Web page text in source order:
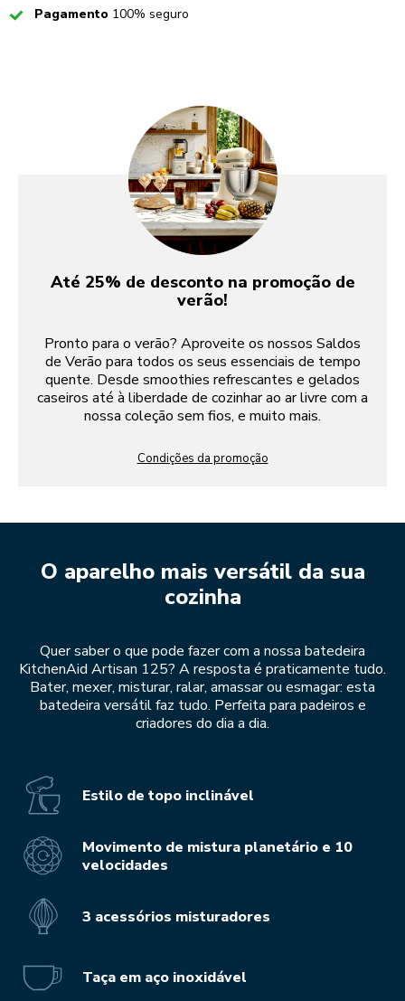
CheckedPagamento 100% seguro
Até 25% de desconto na promoção de
verão!
Pronto para o verão? Aproveite os nossos Saldos
de Verão para todos os seus essenciais de tempo
quente. Desde smoothies refrescantes e gelados
caseiros até à liberdade de cozinhar ao ar livre com a
nossa coleção sem fios, e muito mais.
Condições da promoção
O aparelho mais versátil da sua
cozinha
Quer saber o que pode fazer com a nossa batedeira
KitchenAid Artisan 125? A resposta é praticamente tudo.
Bater, mexer, misturar, ralar, amassar ou esmagar: esta
batedeira versátil faz tudo. Perfeita para padeiros e
criadores do dia a dia.
Estilo de topo inclinável
Movimento de mistura planetário e 10
velocidades
3 acessórios misturadores
Taça em aço inoxidável